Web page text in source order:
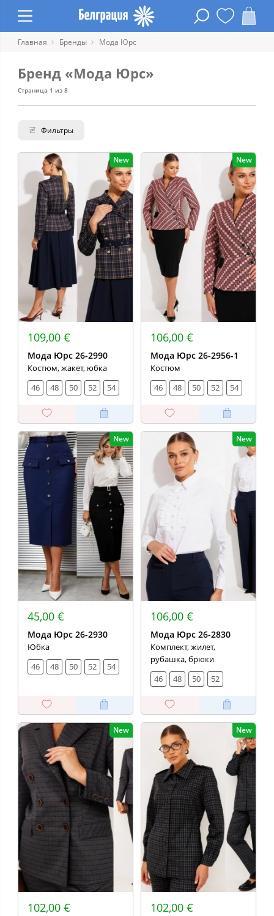
Главная Бренды Мода Юрс
Бренд «Мода Юрс»
Страница 1 из 8
Фильтры
New
109,00 €
Мода Юрс 26-2990
Костюм, жакет, юбка
46
48 50 52 54
New
106,00 €
Мода Юрс 26-2956-1
Костюм
46
48 50 52 54
New
45,00 €
Мода Юрс 26-2930
Юбка
46
48 50 52 54
New
106,00 €
Мода Юрс 26-2830
Комплект, жилет,
рубашка, брюки
46
48 50 52
New
102,00 €
New
102,00 €